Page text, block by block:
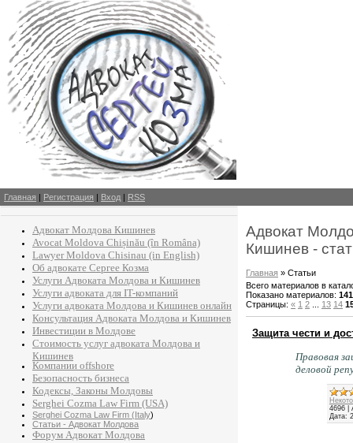
Главная | Регистрация | Вход | RSS
Адвокат Молдова Кишинев
Avocat Moldova Chișinău (în Româna)
Lawyer Moldova Chisinau (in English)
Об адвокате Сергее Козма
Услуги Адвоката Молдова и Кишинев
Услуги адвоката для IT-компаний
Услуги адвоката Молдова и Кишинев онлайн
Консультация Адвоката Молдова и Кишинев
Инвестиции в Молдове
Стоимость услуг адвоката Молдова и
Кишинев
Компании offshore
Безопасность бизнеса
Кодексы, Законы Молдовы
Serghei Cozma Law Firm (USA)
Serghei Cozma Law Firm (Italy)
Статьи - Адвокат Молдова
Форум Адвокат Молдова
Адвокат
Кишинев -
Главная » Статьи
Всего материалов в
Показано материалов:
Страницы: « 1 2 13 14
Защита чести и
Правовая
деловой
4696
Дата: